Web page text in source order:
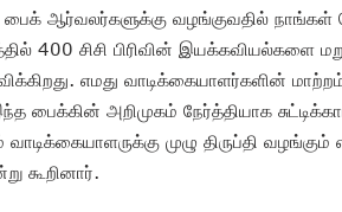
ஆர்வலர்களுக்கு வழங்குவதில் நாங்கள்
400 சிசி பிரிவின் இயக்கவியல்களை
எமது வாடிக்கையாளர்களின்
அறிமுகம் நேர்த்தியாக
முழு திருப்தி
கூறினார்.